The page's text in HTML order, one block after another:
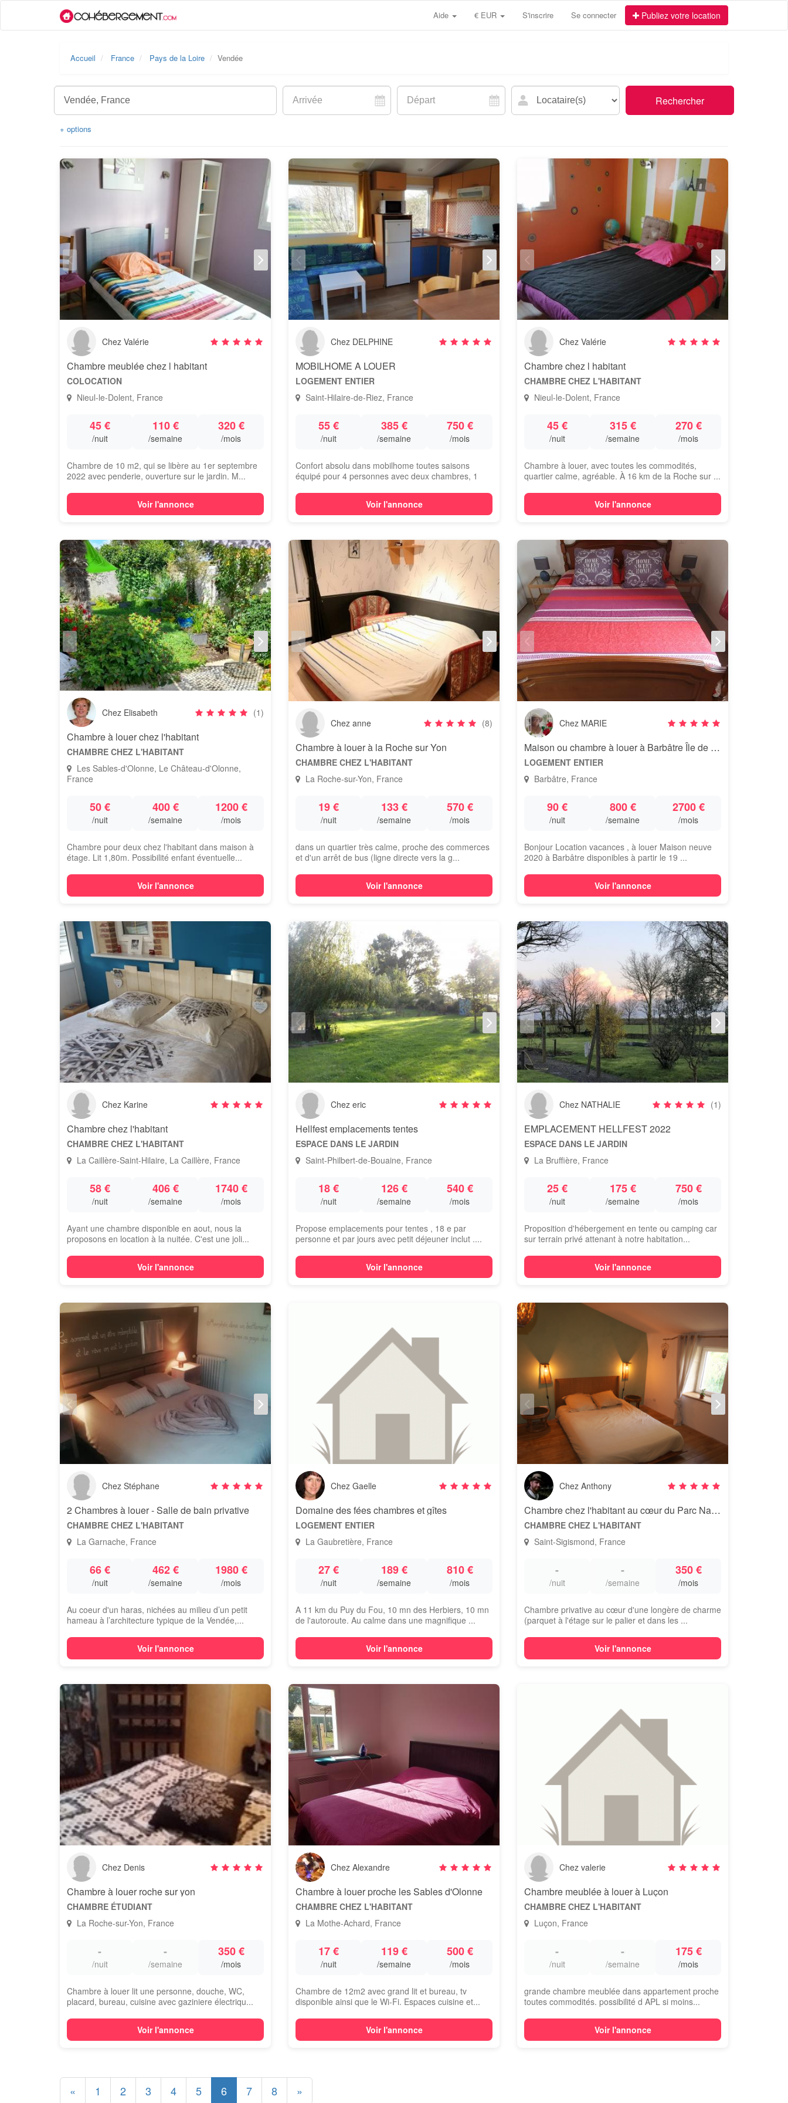
Aide € EUR S'inscrire Se connecter Publiez votre location
Accueil France Pays de la Loire Vendée
Rechercher
+ options
Chez Valérie
Chambre meublée chez l habitant
COLOCATION
Nieul-le-Dolent, France
45 €
/nuit
110 €
/semaine
320 €
/mois
Chambre de 10 m2, qui se libère au 1er septembre
2022 avec penderie, ouverture sur le jardin. M...
Voir l'annonce
Chez DELPHINE
MOBILHOME A LOUER
LOGEMENT ENTIER
Saint-Hilaire-de-Riez, France
55 €
/nuit
385 €
/semaine
750 €
/mois
Confort absolu dans mobilhome toutes saisons
équipé pour 4 personnes avec deux chambres, 1
Voir l'annonce
Chez Valérie
Chambre chez l habitant
CHAMBRE CHEZ L'HABITANT
Nieul-le-Dolent, France
45 €
/nuit
315 €
/semaine
270 €
/mois
Chambre à louer, avec toutes les commodités,
quartier calme, agréable. À 16 km de la Roche sur ...
Voir l'annonce
Chez Elisabeth (1)
Chambre à louer chez l'habitant
CHAMBRE CHEZ L'HABITANT
Les Sables-d'Olonne, Le Château-d'Olonne,
France
50 €
/nuit
400 €
/semaine
1200 €
/mois
Chambre pour deux chez l'habitant dans maison à
étage. Lit 1,80m. Possibilité enfant éventuelle...
Voir l'annonce
Chez anne (8)
Chambre à louer à la Roche sur Yon
CHAMBRE CHEZ L'HABITANT
La Roche-sur-Yon, France
19 €
/nuit
133 €
/semaine
570 €
/mois
dans un quartier très calme, proche des commerces
et d'un arrêt de bus (ligne directe vers la g...
Voir l'annonce
Chez MARIE
Maison ou chambre à louer à Barbâtre Île de Noirmoutier
LOGEMENT ENTIER
Barbâtre, France
90 €
/nuit
800 €
/semaine
2700 €
/mois
Bonjour Location vacances , à louer Maison neuve
2020 à Barbâtre disponibles à partir le 19 ...
Voir l'annonce
Chez Karine
Chambre chez l'habitant
CHAMBRE CHEZ L'HABITANT
La Caillère-Saint-Hilaire, La Caillère, France
58 €
/nuit
406 €
/semaine
1740 €
/mois
Ayant une chambre disponible en aout, nous la
proposons en location à la nuitée. C'est une joli...
Voir l'annonce
Chez eric
Hellfest emplacements tentes
ESPACE DANS LE JARDIN
Saint-Philbert-de-Bouaine, France
18 €
/nuit
126 €
/semaine
540 €
/mois
Propose emplacements pour tentes , 18 e par
personne et par jours avec petit déjeuner inclut ....
Voir l'annonce
Chez NATHALIE (1)
EMPLACEMENT HELLFEST 2022
ESPACE DANS LE JARDIN
La Bruffière, France
25 €
/nuit
175 €
/semaine
750 €
/mois
Proposition d'hébergement en tente ou camping car
sur terrain privé attenant à notre habitation...
Voir l'annonce
Chez Stéphane
2 Chambres à louer - Salle de bain privative
CHAMBRE CHEZ L'HABITANT
La Garnache, France
66 €
/nuit
462 €
/semaine
1980 €
/mois
Au coeur d'un haras, nichées au milieu d’un petit
hameau à l’architecture typique de la Vendée,...
Voir l'annonce
Chez Gaelle
Domaine des fées chambres et gîtes
LOGEMENT ENTIER
La Gaubretière, France
27 €
/nuit
189 €
/semaine
810 €
/mois
A 11 km du Puy du Fou, 10 mn des Herbiers, 10 mn
de l'autoroute. Au calme dans une magnifique ...
Voir l'annonce
Chez Anthony
Chambre chez l'habitant au cœur du Parc Naturel du Marais Poitevin
CHAMBRE CHEZ L'HABITANT
Saint-Sigismond, France
-
/nuit
-
/semaine
350 €
/mois
Chambre privative au cœur d'une longère de charme
(parquet à l'étage sur le palier et dans les ...
Voir l'annonce
Chez Denis
Chambre à louer roche sur yon
CHAMBRE ÉTUDIANT
La Roche-sur-Yon, France
-
/nuit
-
/semaine
350 €
/mois
Chambre à louer lit une personne, douche, WC,
placard, bureau, cuisine avec gaziniere électriqu...
Voir l'annonce
Chez Alexandre
Chambre à louer proche les Sables d'Olonne
CHAMBRE CHEZ L'HABITANT
La Mothe-Achard, France
17 €
/nuit
119 €
/semaine
500 €
/mois
Chambre de 12m2 avec grand lit et bureau, tv
disponible ainsi que le Wi-Fi. Espaces cuisine et...
Voir l'annonce
Chez valerie
Chambre meublée à louer à Luçon
CHAMBRE CHEZ L'HABITANT
Luçon, France
-
/nuit
-
/semaine
175 €
/mois
grande chambre meublée dans appartement proche
toutes commodités. possibilité d APL si moins...
Voir l'annonce
« 1 2 3 4 5 6 7 8 »